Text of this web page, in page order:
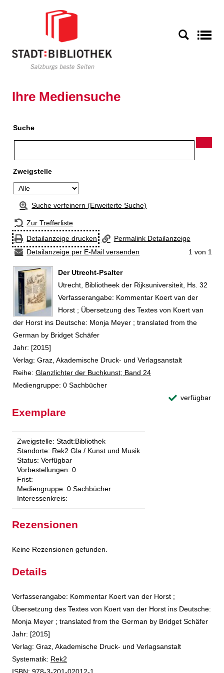
Ihre Mediensuche
Suche
Zweigstelle
Suche verfeinern (Erweiterte Suche)
Zur Trefferliste
Detailanzeige drucken
Permalink Detailanzeige
Detailanzeige per E-Mail versenden
1 von 1
Der Utrecht-Psalter
Utrecht, Bibliotheek der Rijksuniversiteit, Hs. 32
Suche nach diesem Verfasser
Verfasserangabe: Kommentar Koert van der
Horst ; Übersetzung des Textes von Koert van
der Horst ins Deutsche: Monja Meyer ; translated from the
German by Bridget Schäfer
Jahr: [2015]
Verlag: Graz, Akademische Druck- und Verlagsanstalt
Reihe: Glanzlichter der Buchkunst; Band 24
Mediengruppe: 0 Sachbücher
verfügbar
Exemplare
Zweigstelle: Stadt:Bibliothek
Standorte: Rek2 Gla / Kunst und Musik
Status: Verfügbar
Vorbestellungen: 0
Frist:
Mediengruppe: 0 Sachbücher
Interessenkreis:
Rezensionen
Keine Rezensionen gefunden.
Details
Suche nach diesem Verfasser
Verfasserangabe: Kommentar Koert van der Horst ;
Übersetzung des Textes von Koert van der Horst ins Deutsche:
Monja Meyer ; translated from the German by Bridget Schäfer
Jahr: [2015]
Verlag: Graz, Akademische Druck- und Verlagsanstalt
opens in new tab
Diesen Link in neuem Tab öffnen
Systematik: Suche nach dieser Systematik
Rek2